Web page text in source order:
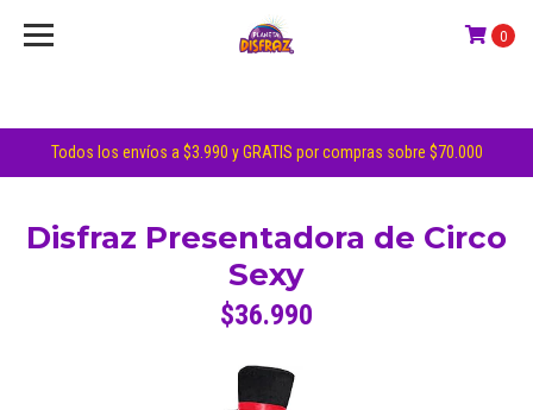
Todos los envíos a $3.990 y GRATIS por compras sobre $70.000
0
Disfraz Presentadora de Circo
Sexy
$36.990